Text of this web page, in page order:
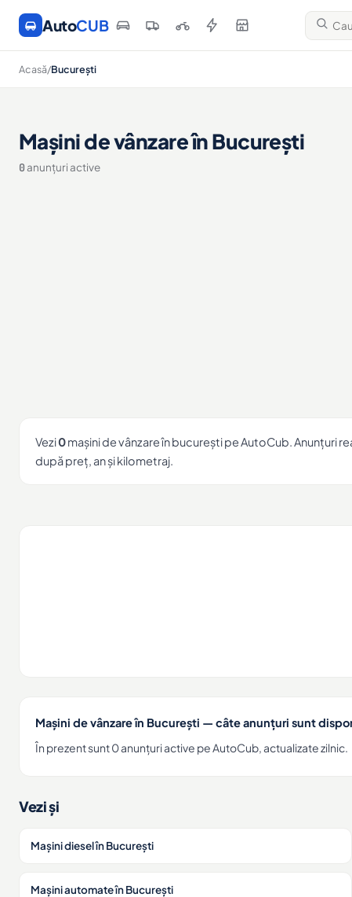
AutoCUB
Acasă/București
Mașini de vânzare în București
0anunțuri active
Vezi0mașini de vânzare în bucurești pe AutoCub.
după preț, an și kilometraj.
Mașini de vânzare în București — câte anunțuri sunt
În prezent sunt 0 anunțuri active pe AutoCub, actualizate zilnic.
Vezi și
Mașini diesel în București
Mașini automate în București